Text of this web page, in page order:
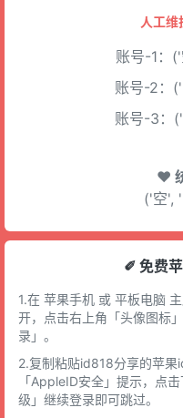
人工
账号-1：
账号-2：
账号-3：
♥
('空',
✐ 免费
1.在 苹果手机 或 平板电脑
开，点击右上角「头像图标
录」。
2.复制粘贴id818分享的苹
「AppleID安全」提示，点
级」继续登录即可跳过。